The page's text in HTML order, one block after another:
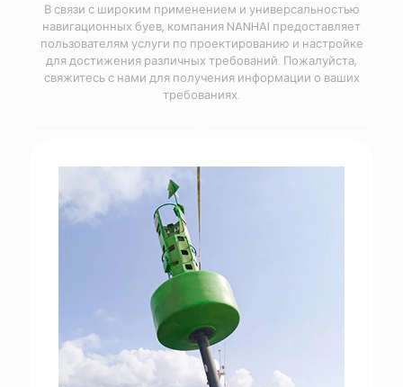
В связи с широким применением и универсальностью
навигационных буев, компания NANHAI предоставляет
пользователям услуги по проектированию и настройке
для достижения различных требований. Пожалуйста,
свяжитесь с нами для получения информации о ваших
требованиях.